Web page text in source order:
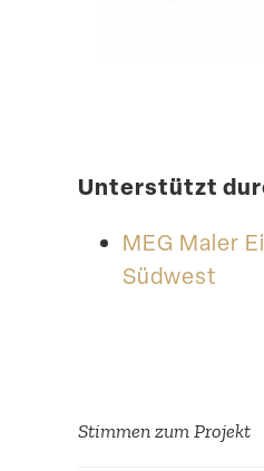
Unter­stützt
MEG Maler
Südwest
Stimmen zum Projekt